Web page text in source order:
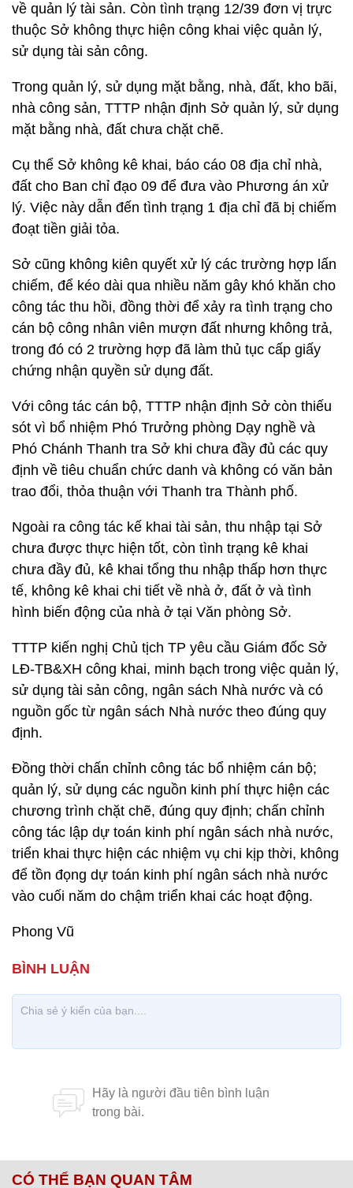
về quản lý tài sản. Còn tình trạng 12/39 đơn vị trực
thuộc Sở không thực hiện công khai việc quản lý,
sử dụng tài sản công.
Trong quản lý, sử dụng mặt bằng, nhà, đất, kho bãi,
nhà công sản, TTTP nhận định Sở quản lý, sử dụng
mặt bằng nhà, đất chưa chặt chẽ.
Cụ thể Sở không kê khai, báo cáo 08 địa chỉ nhà,
đất cho Ban chỉ đạo 09 để đưa vào Phương án xử
lý. Việc này dẫn đến tình trạng 1 địa chỉ đã bị chiếm
đoạt tiền giải tỏa.
Sở cũng không kiên quyết xử lý các trường hợp lấn
chiếm, để kéo dài qua nhiều năm gây khó khăn cho
công tác thu hồi, đồng thời để xảy ra tình trạng cho
cán bộ công nhân viên mượn đất nhưng không trả,
trong đó có 2 trường hợp đã làm thủ tục cấp giấy
chứng nhận quyền sử dụng đất.
Với công tác cán bộ, TTTP nhận định Sở còn thiếu
sót vì bổ nhiệm Phó Trưởng phòng Dạy nghề và
Phó Chánh Thanh tra Sở khi chưa đầy đủ các quy
định về tiêu chuẩn chức danh và không có văn bản
trao đổi, thỏa thuận với Thanh tra Thành phố.
Ngoài ra công tác kế khai tài sản, thu nhập tại Sở
chưa được thực hiện tốt, còn tình trạng kê khai
chưa đầy đủ, kê khai tổng thu nhập thấp hơn thực
tế, không kê khai chi tiết về nhà ở, đất ở và tình
hình biến động của nhà ở tại Văn phòng Sở.
TTTP kiến nghị Chủ tịch TP yêu cầu Giám đốc Sở
LĐ-TB&XH công khai, minh bạch trong việc quản lý,
sử dụng tài sản công, ngân sách Nhà nước và có
nguồn gốc từ ngân sách Nhà nước theo đúng quy
định.
Đồng thời chấn chỉnh công tác bổ nhiệm cán bộ;
quản lý, sử dụng các nguồn kinh phí thực hiện các
chương trình chặt chẽ, đúng quy định; chấn chỉnh
công tác lập dự toán kinh phí ngân sách nhà nước,
triển khai thực hiện các nhiệm vụ chi kịp thời, không
để tồn đọng dự toán kinh phí ngân sách nhà nước
vào cuối năm do chậm triển khai các hoạt động.
Phong Vũ
CÓ THỂ BẠN QUAN TÂM